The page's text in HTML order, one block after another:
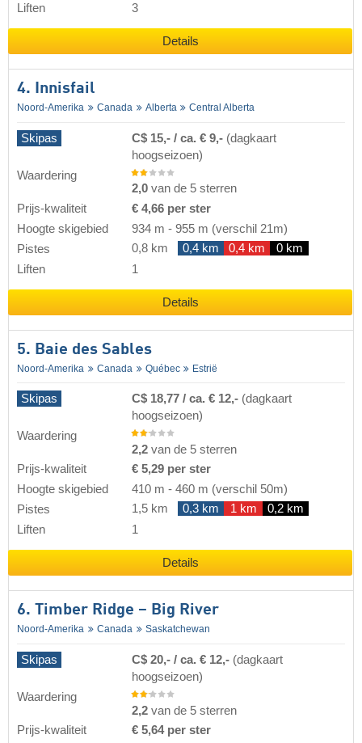
Liften
3
Details
4. Innisfail
Noord-Amerika Canada Alberta Central Alberta
Skipas C$ 15,- / ca. € 9,- (dagkaart
hoogseizoen)
Waardering
2,0 van de 5 sterren
Prijs-kwaliteit
€ 4,66 per ster
Hoogte skigebied
934 m - 955 m (verschil 21m)
Pistes
0,8 km 0,4 km 0,4 km
0 km
Liften
1
Details
5. Baie des Sables
Noord-Amerika Canada Québec Estrië
Skipas C$ 18,77 / ca. € 12,- (dagkaart
hoogseizoen)
Waardering
2,2 van de 5 sterren
Prijs-kwaliteit
€ 5,29 per ster
Hoogte skigebied
410 m - 460 m (verschil 50m)
Pistes
1,5 km 0,3 km 1 km
0,2 km
Liften
1
Details
6. Timber Ridge – Big River
Noord-Amerika Canada Saskatchewan
Skipas C$ 20,- / ca. € 12,- (dagkaart
hoogseizoen)
Waardering
2,2 van de 5 sterren
Prijs-kwaliteit
€ 5,64 per ster